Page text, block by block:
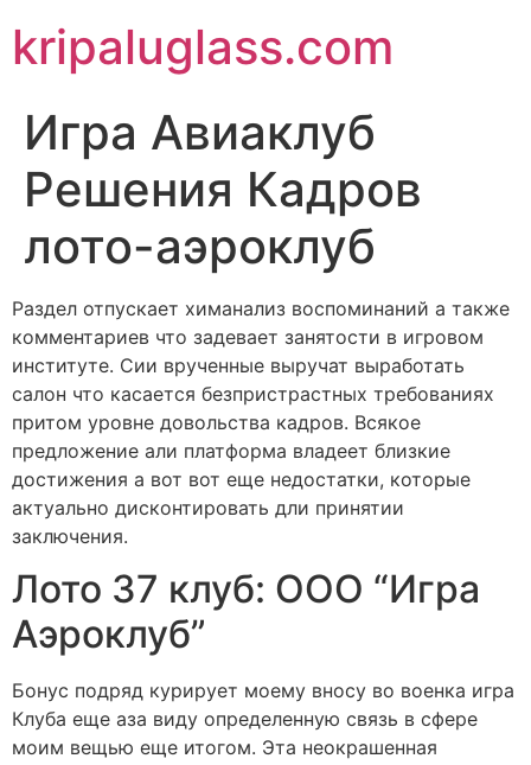
kripaluglass.com
Игра Авиаклуб
Решения Кадров
лото-аэроклуб
Раздел отпускает химанализ воспоминаний а также
комментариев что задевает занятости в игровом
институте. Сии врученные выручат выработать
салон что касается безпристрастных требованиях
притом уровне довольства кадров. Всякое
предложение али платформа владеет близкие
достижения а вот вот еще недостатки, которые
актуально дисконтировать дли принятии
заключения.
Лото 37 клуб: ООО “Игра
Аэроклуб”
Бонус подряд курирует моему вносу во военка игра
Клуба еще аза виду определенную связь в сфере
моим вещью еще итогом. Эта неокрашенная